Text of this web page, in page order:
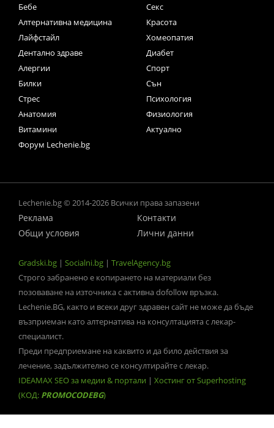
Бебе
Секс
Алтернативна медицина
Красота
Лайфстайл
Хомеопатия
Дентално здраве
Диабет
Алергии
Спорт
Билки
Сън
Стрес
Психология
Анатомия
Физиология
Витамини
Актуално
Форум Lechenie.bg
Lechenie.bg © 2014-2026 Всички права запазени
Реклама
Контакти
Общи условия
Лични данни
Gradski.bg | Socialni.bg | TravelAgency.bg
Строго забранено е копирането на материали без
позоваване на източника с активна dofollow връзка.
Lechenie.BG, както и всеки друг здравен сайт не може да бъде
възприеман като алтернатива на консултацията с лекар-
специалист.
Преди предприемане на каквито и да било действия за
лечение, задължително се консултирайте с лекар.
IDEAMAX SEO за медии & портали | Хостинг от Superhosting
(КОД: PROMOCODEBG)